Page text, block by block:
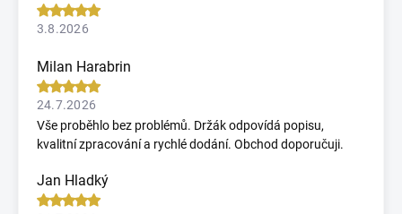
3.8.2026
Milan Harabrin
24.7.2026
Vše proběhlo bez problémů. Držák odpovídá popisu,
kvalitní zpracování a rychlé dodání. Obchod doporučuji.
Jan Hladký